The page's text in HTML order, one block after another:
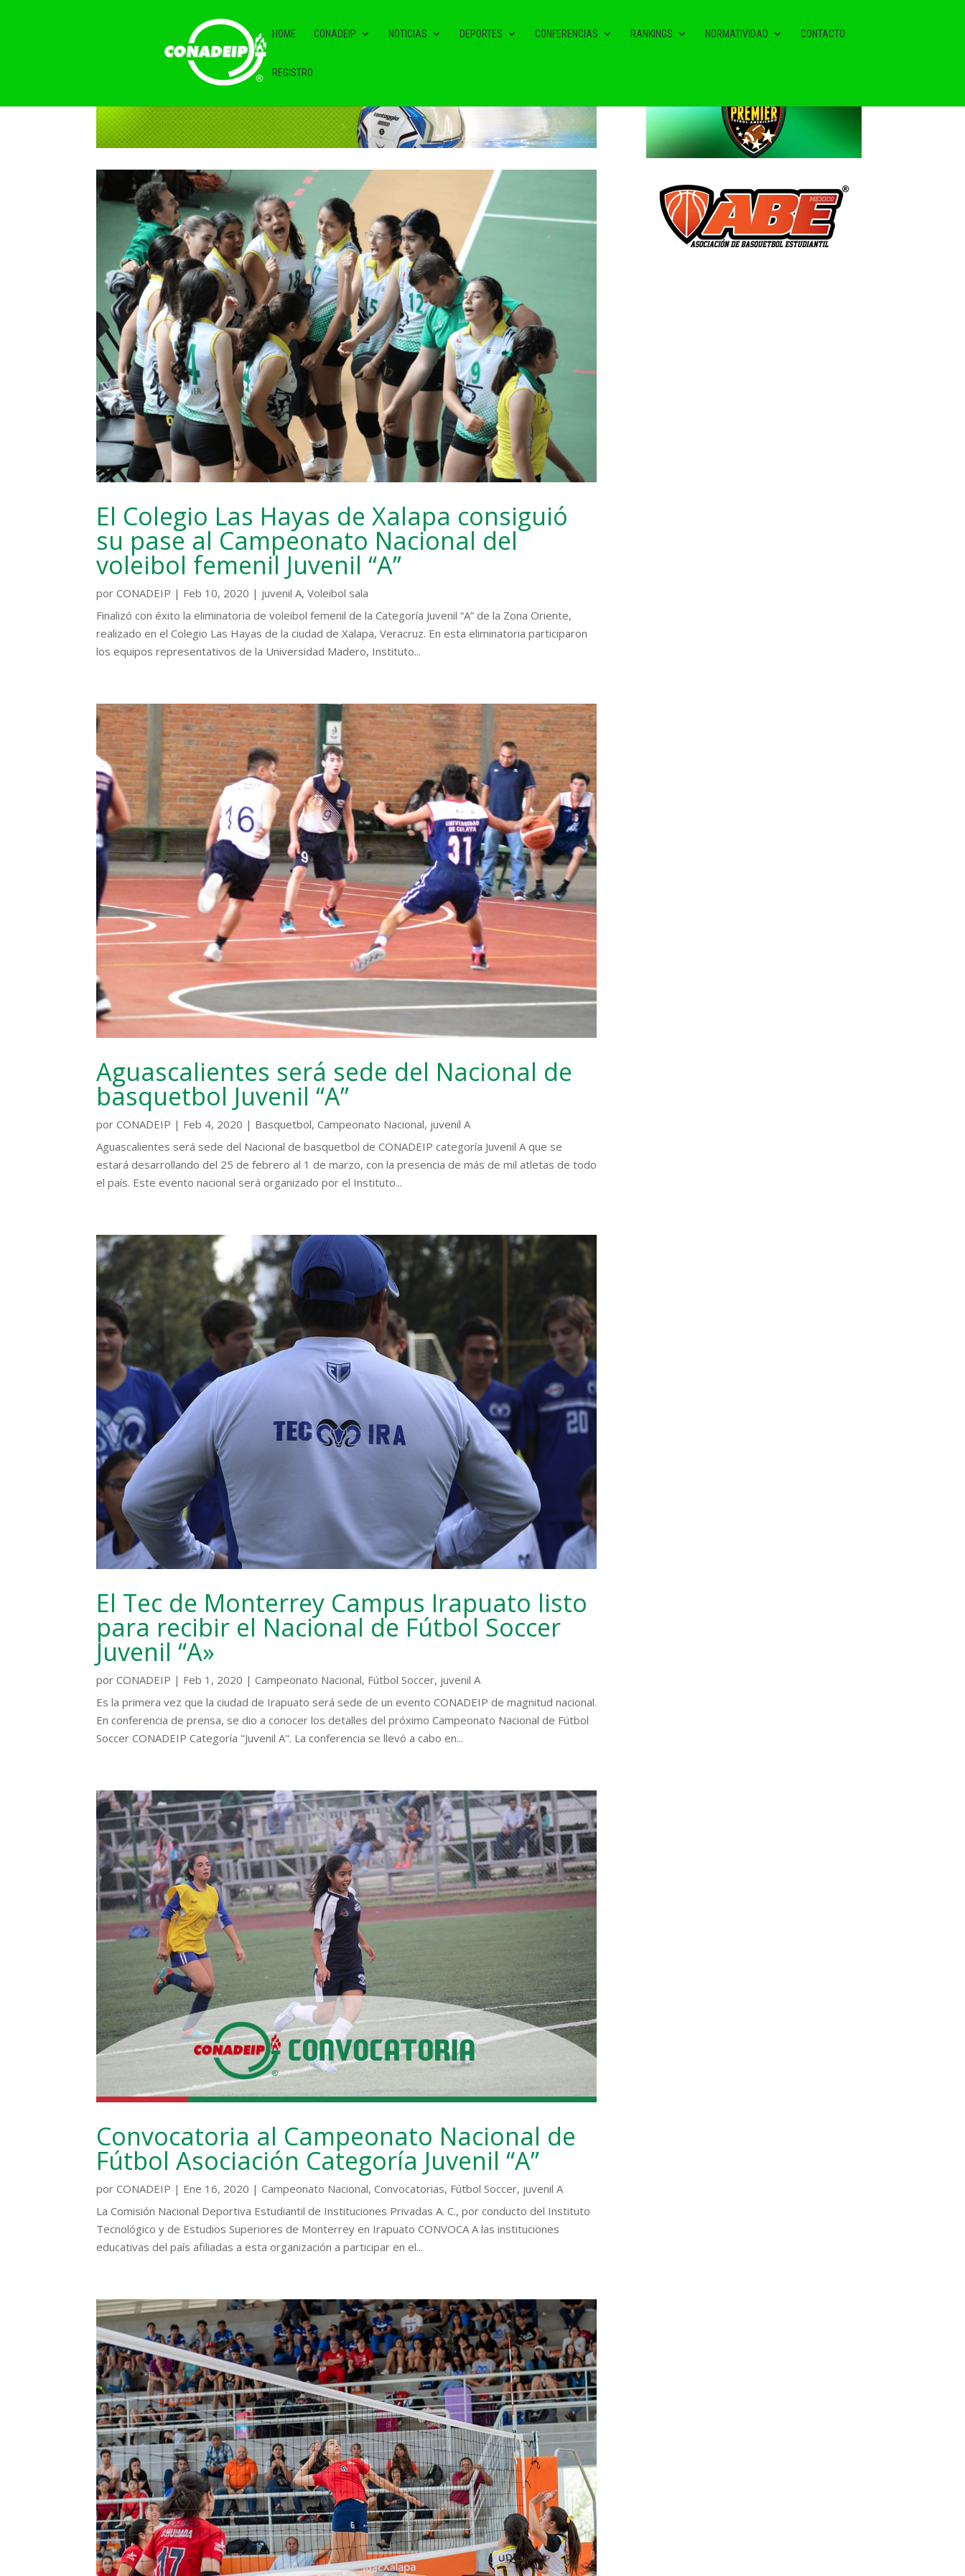
HOME CONADEIP NOTICIAS DEPORTES CONFERENCIAS RANKINGS NORMATIVIDAD CONTACTO
REGISTRO
El Colegio Las Hayas de Xalapa consiguió
su pase al Campeonato Nacional del
voleibol femenil Juvenil “A”
porCONADEIP | Feb 10, 2020 | juvenil A,Voleibol sala
Finalizó con éxito la eliminatoria de voleibol femenil de la Categoría Juvenil “A” de la Zona Oriente,
realizado en el Colegio Las Hayas de la ciudad de Xalapa, Veracruz. En esta eliminatoria participaron
los equipos representativos de la Universidad Madero, Instituto...
Aguascalientes será sede del Nacional de
basquetbol Juvenil “A”
porCONADEIP | Feb 4, 2020 | Basquetbol,Campeonato Nacional, juvenil A
Aguascalientes será sede del Nacional de basquetbol de CONADEIP categoría Juvenil A que se
estará desarrollando del 25 de febrero al 1 de marzo, con la presencia de más de mil atletas de todo
el país. Este evento nacional será organizado por el Instituto...
El Tec de Monterrey Campus Irapuato listo
para recibir el Nacional de Fútbol Soccer
Juvenil “A»
porCONADEIP | Feb 1, 2020 |Campeonato Nacional, Fútbol Soccer, juvenil A
Es la primera vez que la ciudad de Irapuato será sede de un evento CONADEIP de magnitud nacional.
En conferencia de prensa, se dio a conocer los detalles del próximo Campeonato Nacional de Fútbol
Soccer CONADEIP Categoría "Juvenil A". La conferencia se llevó a cabo en...
Convocatoria al Campeonato Nacional de
Fútbol Asociación Categoría Juvenil “A”
porCONADEIP | Ene 16, 2020 |Campeonato Nacional,Convocatorias, Fútbol Soccer, juvenil A
La Comisión Nacional Deportiva Estudiantil de Instituciones Privadas A. C., por conducto del Instituto
Tecnológico y de Estudios Superiores de Monterrey en Irapuato CONVOCA A las instituciones
educativas del país afiliadas a esta organización a participar en el...